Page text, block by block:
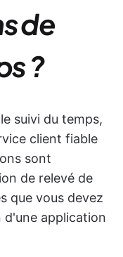
de
?
suivi du temps,
client fiable
sont
de relevé de
que vous devez
d'une application